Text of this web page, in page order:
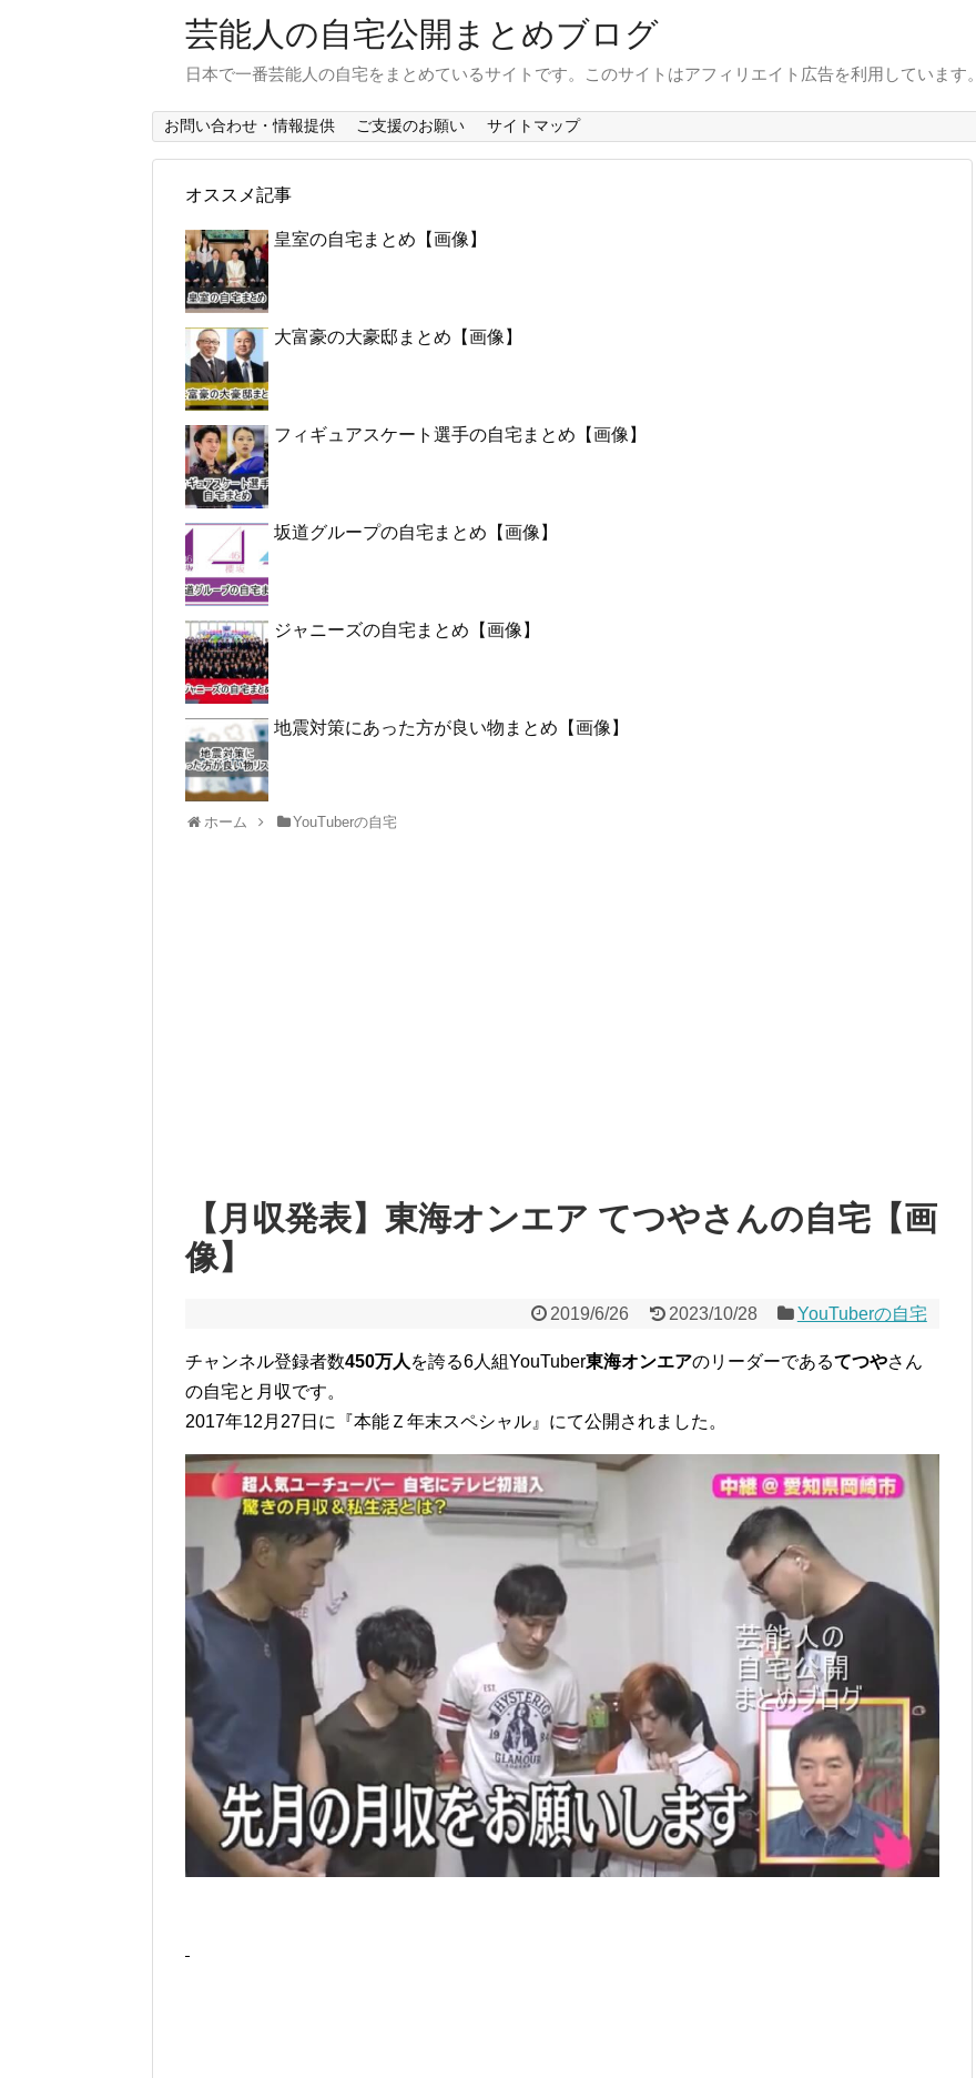
芸能人の自宅公開まとめブログ
日本で一番芸能人の自宅をまとめているサイトです。このサイトはアフィリエイト広告を利用しています。
お問い合わせ・情報提供 ご支援のお願い サイトマップ
オススメ記事
皇室の自宅まとめ【画像】
大富豪の大豪邸まとめ【画像】
フィギュアスケート選手の自宅まとめ【画像】
坂道グループの自宅まとめ【画像】
ジャニーズの自宅まとめ【画像】
地震対策にあった方が良い物まとめ【画像】
ホーム YouTuberの自宅
【月収発表】東海オンエア てつやさんの自宅【画
像】
2019/6/26 2023/10/28 YouTuberの自宅
チャンネル登録者数450万人 を誇る6人組YouTuber東海オンエアのリーダーであるてつやさん
の自宅と月収です。
2017年12月27日に『本能Ｚ年末スペシャル』にて公開されました。